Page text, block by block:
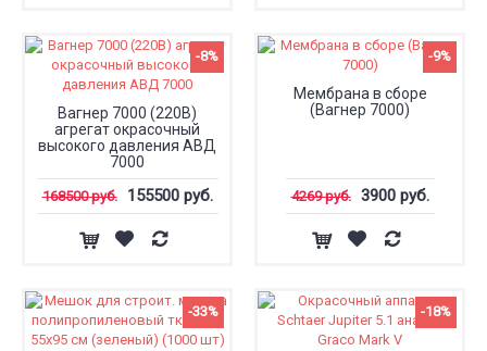
-8%
Вагнер 7000 (220В)
агрегат окрасочный
высокого давления АВД
7000
168500 руб. 155500 руб.
-9%
Мембрана в сборе
(Вагнер 7000)
4269 руб. 3900 руб.
-33% -18%